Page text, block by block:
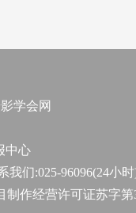
学会网
中心
们:025-96096(24小时
制作经营许可证苏字第